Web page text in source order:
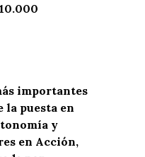
importantes
la puesta en
y
en Acción,